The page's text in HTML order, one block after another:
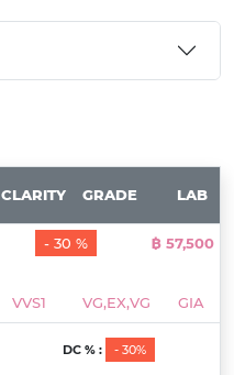
CLARITY GRADE LAB
VVS1 VG,EX,VG GIA
- 30 % ฿ 57,500
DC % : - 30%